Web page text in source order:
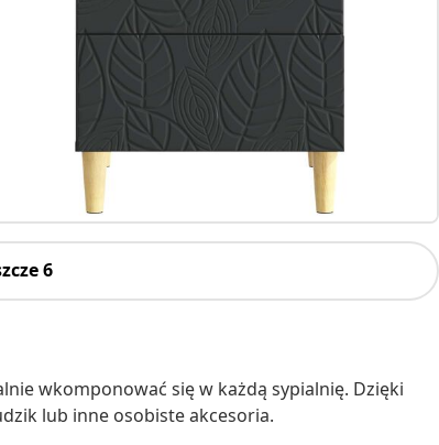
6
wkomponować się w każdą sypialnię. Dzięki
lub inne osobiste akcesoria.